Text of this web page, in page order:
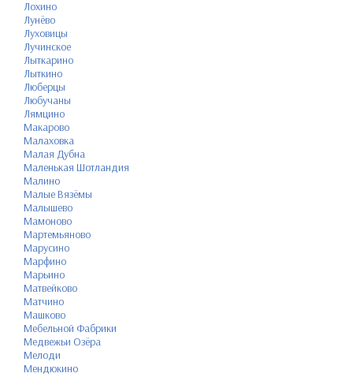
Лохино
Лунёво
Луховицы
Лучинское
Лыткарино
Лыткино
Люберцы
Любучаны
Лямцино
Макарово
Малаховка
Малая Дубна
Маленькая Шотландия
Малино
Малые Вязёмы
Малышево
Мамоново
Мартемьяново
Марусино
Марфино
Марьино
Матвейково
Матчино
Машково
Мебельной Фабрики
Медвежьи Озёра
Мелоди
Мендюкино